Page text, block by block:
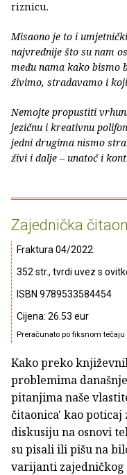
riznicu.
Misaono je to i
najvrednije što su nam
među nama kako bismo
živimo, stradavamo i
Nemojte propustiti
jezičnu i kreativnu
jedni drugima nismo
živi i dalje – unatoč i
Zajednička
Fraktura 04/2022.
352 str., tvrdi uvez s
ISBN 9789533584454
Cijena: 26.53 eur
Preračunato po fiksnom
Kako preko
problemima
pitanjima naše
čitaonica' kao
diskusiju na osnovi
su pisali ili pišu na
varijanti zajedničkog